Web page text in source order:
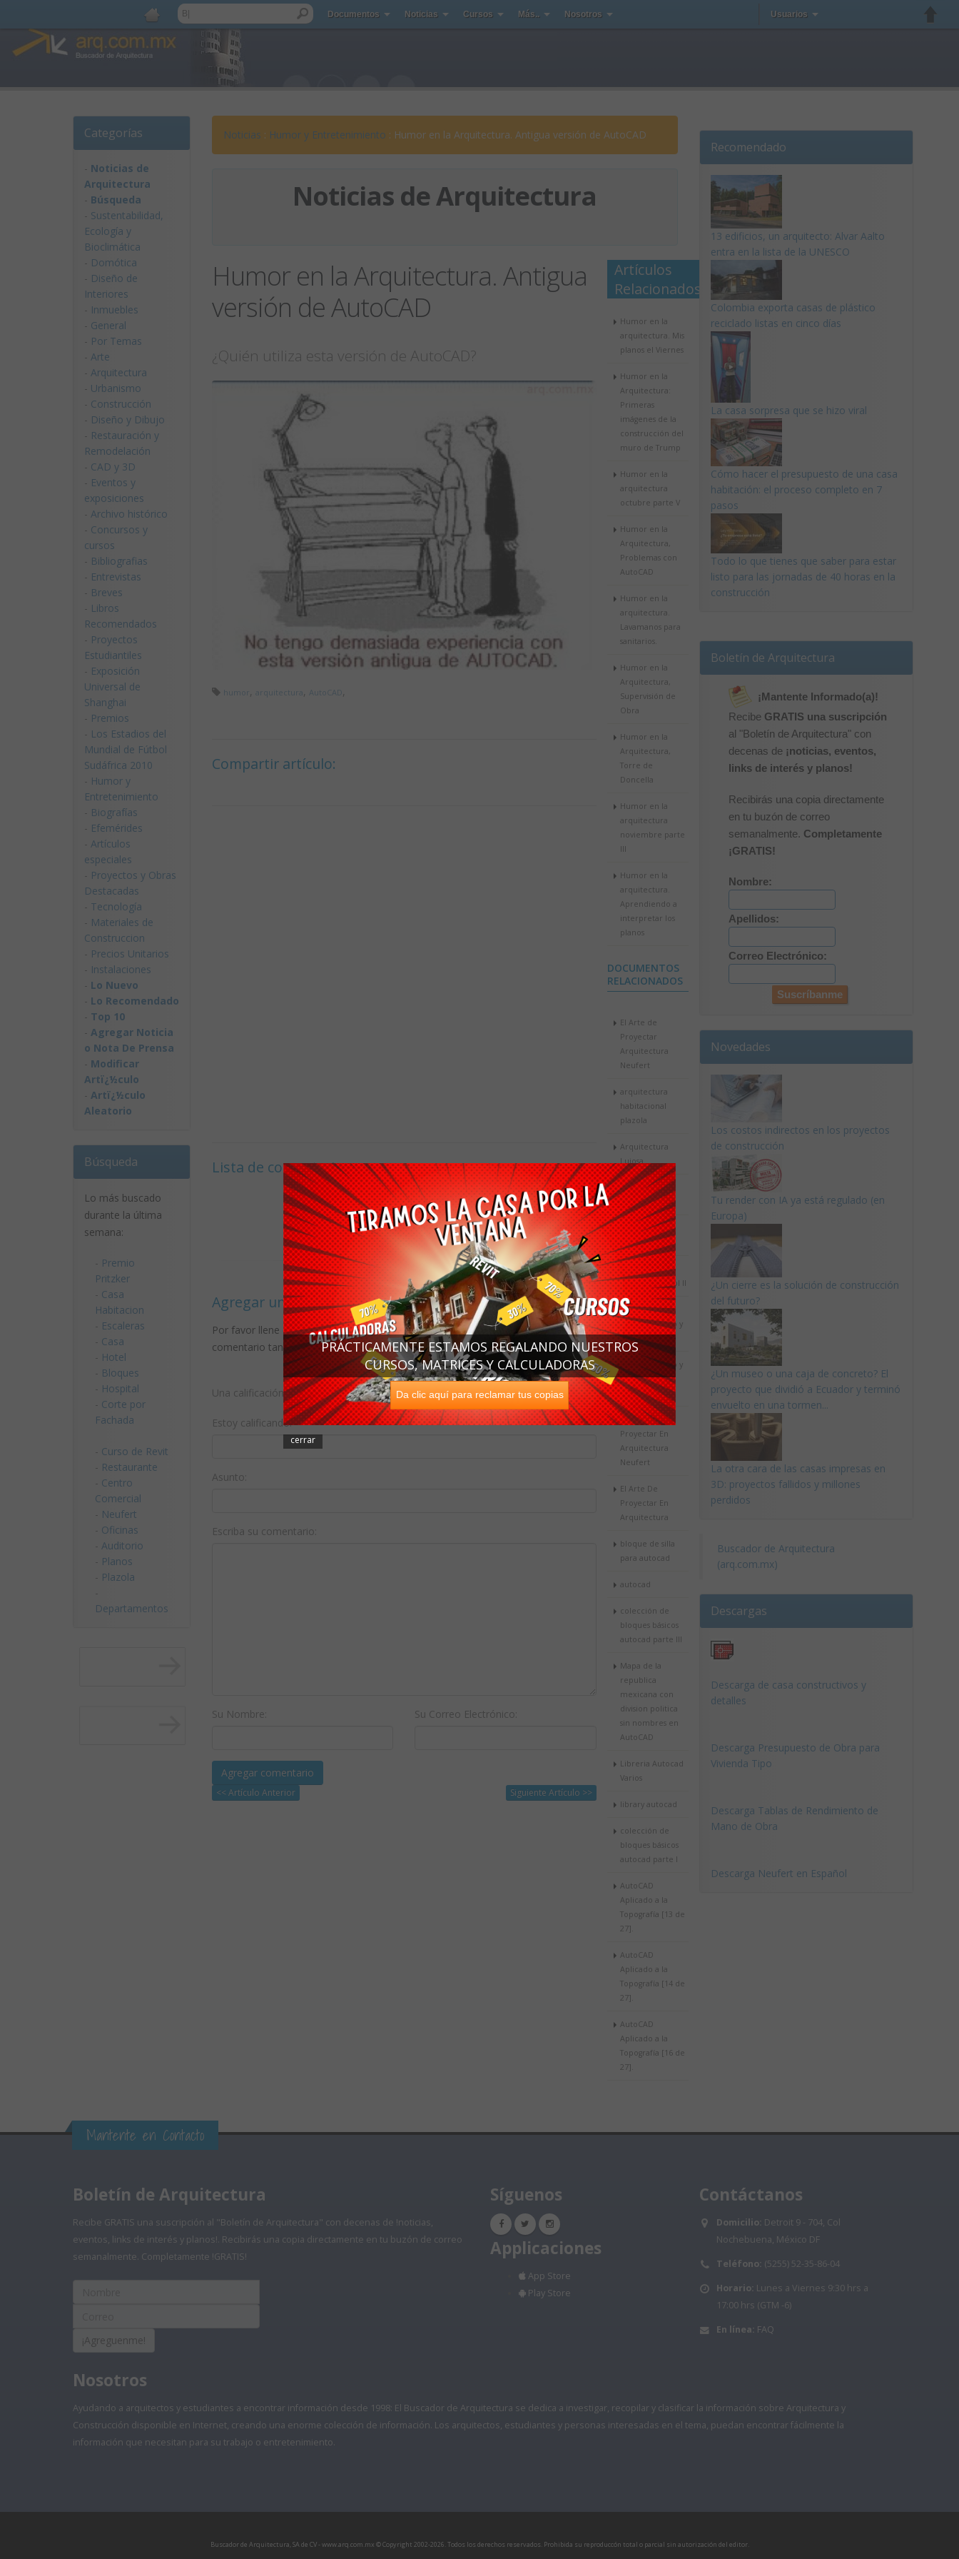
Documentos Noticias Cursos Más.. Nosotros Usuarios
Categorías
- Noticias de
Arquitectura
- Búsqueda
- Sustentabilidad,
Ecologí­a y
Bioclimática
- Domótica
- Diseño de
Interiores
- Inmuebles
- General
- Por Temas
- Arte
- Arquitectura
- Urbanismo
- Construcción
- Diseño y Dibujo
- Restauración y
Remodelación
- CAD y 3D
- Eventos y
exposiciones
- Archivo histórico
- Concursos y
cursos
- Bibliografias
- Entrevistas
- Breves
- Libros
Recomendados
- Proyectos
Estudiantiles
- Exposición
Universal de
Shanghai
- Premios
- Los Estadios del
Mundial de Fútbol
Sudáfrica 2010
- Humor y
Entretenimiento
- Biografías
- Efemérides
- Artículos
especiales
- Proyectos y Obras
Destacadas
- Tecnología
- Materiales de
Construccion
- Precios Unitarios
- Instalaciones
- Lo Nuevo
- Lo Recomendado
- Top 10
- Agregar Noticia
o Nota De Prensa
- Modificar
Artï¿½culo
- Artï¿½culo
Aleatorio
Búsqueda
Lo más buscado
durante la última
semana:
- Premio
Pritzker
- Casa
Habitacion
- Escaleras
- Casa
- Hotel
- Bloques
- Hospital
- Corte por
Fachada
- Curso de Revit
- Restaurante
- Centro
Comercial
- Neufert
- Oficinas
- Auditorio
- Planos
- Plazola
-
Departamentos
Noticias : Humor y Entretenimiento : Humor en la Arquitectura. Antigua versión de AutoCAD
Noticias de Arquitectura
Humor en la Arquitectura. Antigua
versión de AutoCAD
¿Quién utiliza esta versión de AutoCAD?
humor arquitectura AutoCAD
Compartir artículo:
Lista de comentarios
Ver todos los comentarios>>
Agregar un comentario
Por favor llene completamente la forma abajo, y nosotros agregaremos su
comentario tan pronto como sea posible.
Una calificación: (1 malo 5 muy bueno) 1 2 3 4 5
Estoy calificando:
Asunto:
Escriba su comentario:
Su Nombre: Su Correo Electrónico:
<< Artículo Anterior Siguiente Artículo >>
Artículos
Relacionados
Humor en la
arquitectura. Mis
planos el Viernes
Humor en la
Arquitectura:
Primeras
imágenes de la
construcción del
muro de Trump
Humor en la
arquitectura
octubre parte V
Humor en la
Arquitectura,
Problemas con
AutoCAD
Humor en la
arquitectura.
Lavamanos para
sanitarios.
Humor en la
Arquitectura,
Supervisión de
Obra
Humor en la
Arquitectura,
Torre de
Doncella
Humor en la
arquitectura
noviembre parte
III
Humor en la
arquitectura.
Aprendiendo a
interpretar los
planos
DOCUMENTOS
RELACIONADOS
El Arte de
Proyectar
Arquitectura
Neufert
arquitectura
habitacional
plazola
Arquitectura
Lujosa
Arquitectura
japonesa
Arquitectura y
Lluvia
Arquitectura
Habitacional vol II
Arquitectura:
Forma, Espacio y
Orden
Forma, Espacio y
Orden en
Arquitectura
El Arte De
Proyectar En
Arquitectura
Neufert
El Arte De
Proyectar En
Arquitectura
bloque de silla
para autocad
autocad
colección de
bloques básicos
autocad parte III
Mapa de la
republica
mexicana con
division politica
sin nombres en
AutoCAD
Libreria Autocad
Varios
library autocad
colección de
bloques básicos
autocad parte I
AutoCAD
Aplicado a la
Topografía [13 de
27].
AutoCAD
Aplicado a la
Topografía [14 de
27].
AutoCAD
Aplicado a la
Topografía [16 de
27].
Recomendado
13 edificios, un arquitecto: Alvar Aalto
entra en la lista de la UNESCO
Colombia exporta casas de plástico
reciclado listas en cinco días
La casa sorpresa que se hizo viral
Cómo hacer el presupuesto de una casa
habitación: el proceso completo en 7
pasos
Todo lo que tienes que saber para estar
listo para las jornadas de 40 horas en la
construcción
Boletín de Arquitectura
¡Mantente Informado(a)!
Recibe GRATIS una suscripción
al "Boletín de Arquitectura" con
decenas de ¡noticias, eventos,
links de interés y planos!
Recibirás una copia directamente
en tu buzón de correo
semanalmente. Completamente
¡GRATIS!
Nombre:
Apellidos:
Correo Electrónico:
Novedades
Los costos indirectos en los proyectos
de construcción
Tu render con IA ya está regulado (en
Europa)
¿Un cierre es la solución de construcción
del futuro?
¿Un museo o una caja de concreto? El
proyecto que dividió a Ecuador y terminó
envuelto en una tormen...
La otra cara de las casas impresas en
3D: proyectos fallidos y millones
perdidos
Buscador de Arquitectura
(arq.com.mx)
Descargas
Descarga de casa constructivos y
detalles
Descarga Presupuesto de Obra para
Vivienda Tipo
Descarga Tablas de Rendimiento de
Mano de Obra
Descarga Neufert en Español
Mantente en Contacto
Boletín de Arquitectura
Recibe GRATIS una suscripción al "Boletín de Arquitectura" con decenas de !noticias,
eventos, links de interés y planos!. Recibirás una copia directamente en tu buzón de correo
semanalmente. Completamente !GRATIS!
¡Agreguenme!
Síguenos
Applicaciones
App Store
Play Store
Contáctanos
Domicilio: Detroit 9 - 704, Col
Nochebuena, México DF
Teléfono: (5255) 52-35-86-04
Horario: Lunes a Viernes 9:30 hrs a
17:00 hrs (GTM -6)
En línea: FAQ
Nosotros
Ayudando a arquitectos y estudiantes a encontrar información desde 1998: El Buscador de Arquitectura se dedica a investigar, recopilar y clasificar la información sobre Arquitectura y
Construcción disponible en Internet, creando una enorme colección de información. Los arquitectos, estudiantes y personas interesadas en el tema, puedan encontrar fácilmente la
información que necesitan para su trabajo o entretenimiento.
Buscador de Arquitectura, SA de CV - www.arq.com.mx © Copyright 2002-2026. Todos los derechos reservados. Prohibida su reproduccón total o parcial sin autorización del editor.
cerrar
Da clic aquí para reclamar tus copias
PRÁCTICAMENTE ESTAMOS REGALANDO NUESTROS
CURSOS, MATRICES Y CALCULADORAS